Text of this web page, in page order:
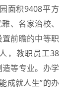
面积9408平方
、名家治校、
前瞻的中等职
，教职员工38
等专业。办学
成就人生”的办